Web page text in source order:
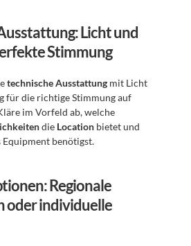
Licht und
Stimmung
technische Ausstattung mit Licht
für die richtige Stimmung auf
die Location bietet und
Equipment benötigst.
Regionale
oder individuelle